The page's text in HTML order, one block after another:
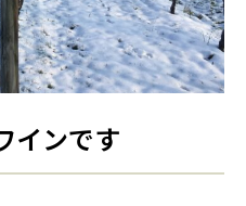
インです